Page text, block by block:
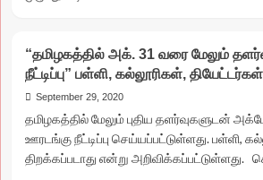
நீதிமன்றம்
பரபரப்பு
“மீண்டும்
தர்மயுத்தம்..!!”
தயாராகிறாரா
ஓபிஎஸ்?
அதே
பழைய
டீமுடன்
2-
“தமிழகத்தில் அக். 31 வரை மேலும்
நீட்டிப்பு” பள்ளி, கல்லூரிகள்,
September 29, 2020
தமிழகத்தில் மேலும் புதிய தளர்வுகளுடன்
ஊரடங்கு நீட்டிப்பு செய்யப்பட்டுள்ளது. பள்ளி,
திறக்கப்படாது என்று